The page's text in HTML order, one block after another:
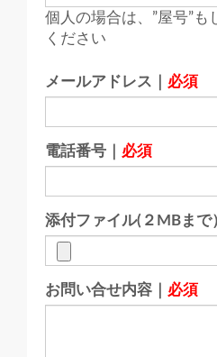
個人の場合は、”屋号”も
ください
メールアドレス｜ 必須
電話番号｜ 必須
添付ファイル(２MBまで
お問い合せ内容｜ 必須